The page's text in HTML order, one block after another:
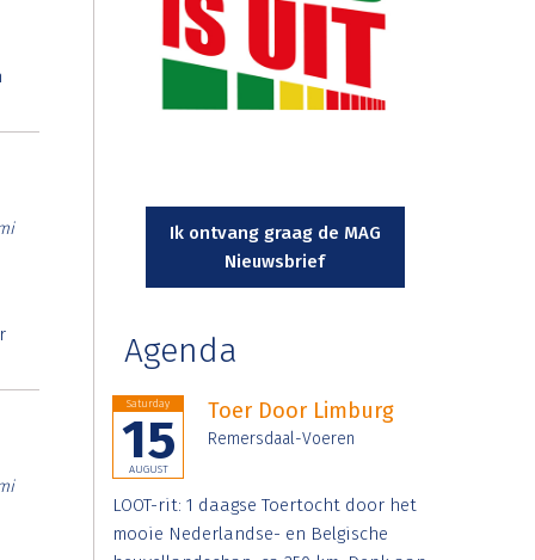
Ik ontvang graag de MAG
Nieuwsbrief
Agenda
Saturday
15
AUGUST
Toer Door Limburg
Remersdaal-Voeren
LOOT-rit: 1 daagse Toertocht door het
mooie Nederlandse- en Belgische